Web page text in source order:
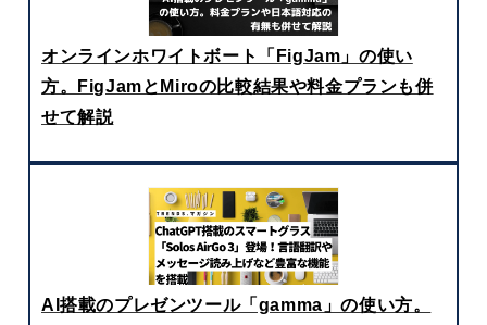
オンラインホワイトボート「FigJam」の使い
方。FigJamとMiroの比較結果や料金プランも併
せて解説
AI搭載のプレゼンツール「gamma」の使い方。